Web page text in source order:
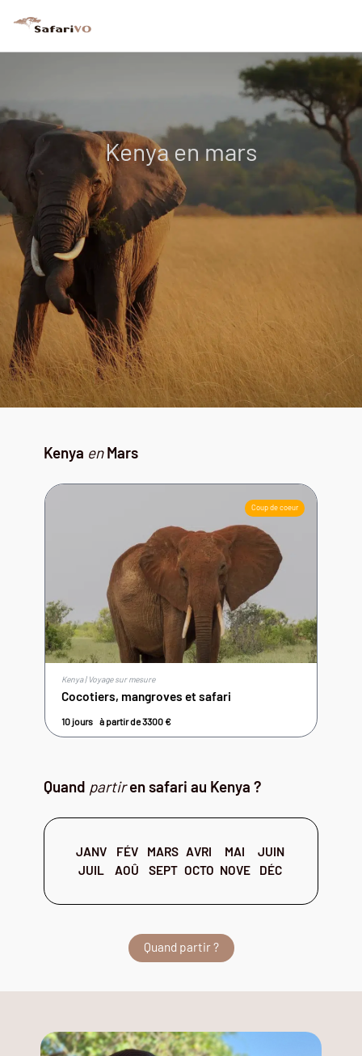
Kenya en mars
Kenya enMars
Coup de coeur
Kenya | Voyage sur mesure
Cocotiers, mangroves et safari
10 jours à partir de3300€
Quand partiren safari au Kenya ?
JANV FÉV MARS AVRI MAI
JUIN
JUIL
AOÛ SEPT OCTO NOVE DÉC
Quand partir ?